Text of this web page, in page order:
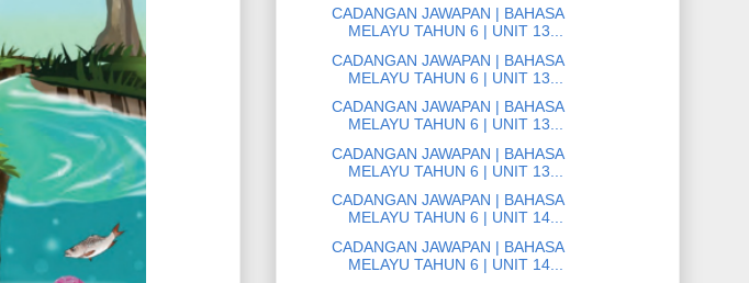
CADANGAN JAWAPAN | BAHASA
MELAYU TAHUN 6 | UNIT 13...
CADANGAN JAWAPAN | BAHASA
MELAYU TAHUN 6 | UNIT 13...
CADANGAN JAWAPAN | BAHASA
MELAYU TAHUN 6 | UNIT 13...
CADANGAN JAWAPAN | BAHASA
MELAYU TAHUN 6 | UNIT 13...
CADANGAN JAWAPAN | BAHASA
MELAYU TAHUN 6 | UNIT 14...
CADANGAN JAWAPAN | BAHASA
MELAYU TAHUN 6 | UNIT 14...